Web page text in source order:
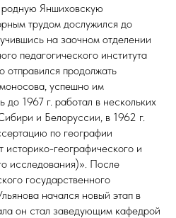
родную Яншиховскую
трудом дослужился до
на заочном отделении
педагогического института
продолжать
успешно им
до 1967 г. работал в нескольких
и Белоруссии, в 1962 г.
по географии
географического и
исследования)». После
государственного
начался новый этап в
он стал заведующим кафедрой